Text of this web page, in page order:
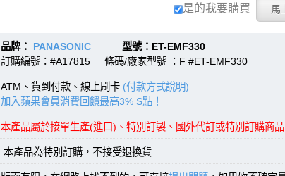
是的我要購買
品牌： PANASONIC 型號：ET-EMF330
訂購編號：#A17815 條碼/廠家型號 ：F #ET-EMF330
ATM、貨到付款、線上刷卡 (付款方式說明)
加入蘋果會員消費回饋最高3% S點！
本產品屬於接單生產(進口)、特別訂製、國外代訂或特別訂購商
本產品為特別訂購，不接受退換貨